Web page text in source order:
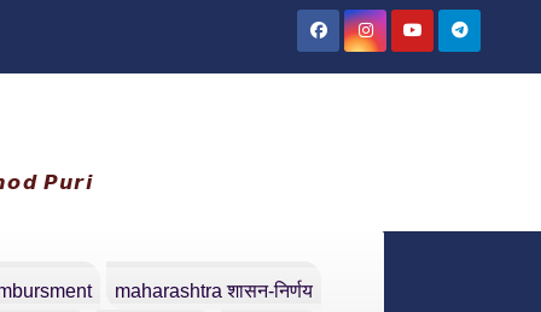
𝙋𝙪𝙧𝙞
maharashtra शासन-निर्णय